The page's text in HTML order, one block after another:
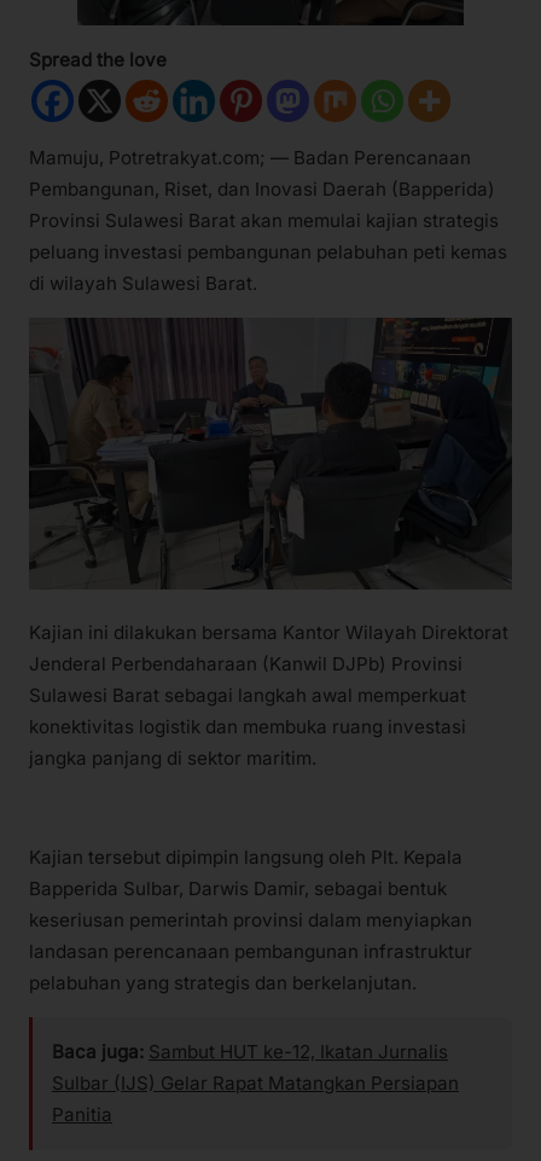
Spread the love
Mamuju, Potretrakyat.com; — Badan Perencanaan
Pembangunan, Riset, dan Inovasi Daerah (Bapperida)
Provinsi Sulawesi Barat akan memulai kajian strategis
peluang investasi pembangunan pelabuhan peti kemas
di wilayah Sulawesi Barat.
Kajian ini dilakukan bersama Kantor Wilayah Direktorat
Jenderal Perbendaharaan (Kanwil DJPb) Provinsi
Sulawesi Barat sebagai langkah awal memperkuat
konektivitas logistik dan membuka ruang investasi
jangka panjang di sektor maritim.
Kajian tersebut dipimpin langsung oleh Plt. Kepala
Bapperida Sulbar, Darwis Damir, sebagai bentuk
keseriusan pemerintah provinsi dalam menyiapkan
landasan perencanaan pembangunan infrastruktur
pelabuhan yang strategis dan berkelanjutan.
Baca juga: Sambut HUT ke-12, Ikatan Jurnalis
Sulbar (IJS) Gelar Rapat Matangkan Persiapan
Panitia